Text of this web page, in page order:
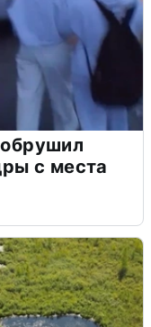
с места